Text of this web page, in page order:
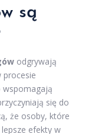
są
odgrywają
procesie
wspomagają
się do
że osoby, które
efekty w